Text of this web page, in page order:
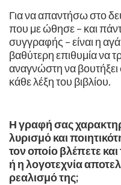
Για να απαντήσω στο
που με ώθησε – και
συγγραφής – είναι η
βαθύτερη επιθυμία να
αναγνώστη να βουτήξει
κάθε λέξη του βιβλίου.
Η γραφή σας
λυρισμό και
τον οποίο βλέπετε
ή η λογοτεχνία
ρεαλισμό της;